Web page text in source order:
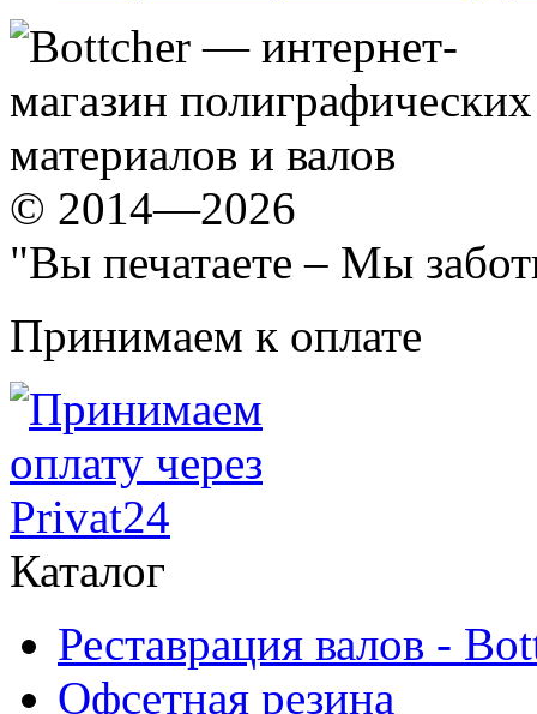
© 2014—2026
"Вы печатаете – Мы
Принимаем к оплате
Каталог
Реставрация валов -
Офсетная резина